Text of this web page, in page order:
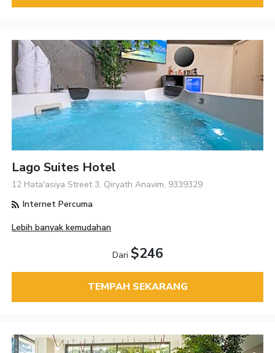
Lago Suites Hotel
12 Hata'asiya Street 3, Qiryath Anavim, 9339329
Internet Percuma
Lebih banyak kemudahan
Dari $246
TEMPAH SEKARANG